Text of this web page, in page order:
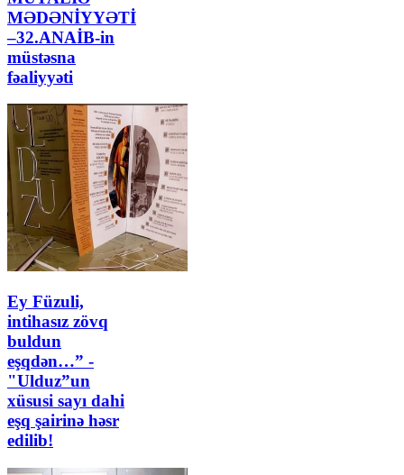
MƏDƏNİYYƏTİ
–32.ANAİB-in
müstəsna
fəaliyyəti
Ey Füzuli,
intihasız zövq
buldun
eşqdən…” -
"Ulduz”un
xüsusi sayı dahi
eşq şairinə həsr
edilib!